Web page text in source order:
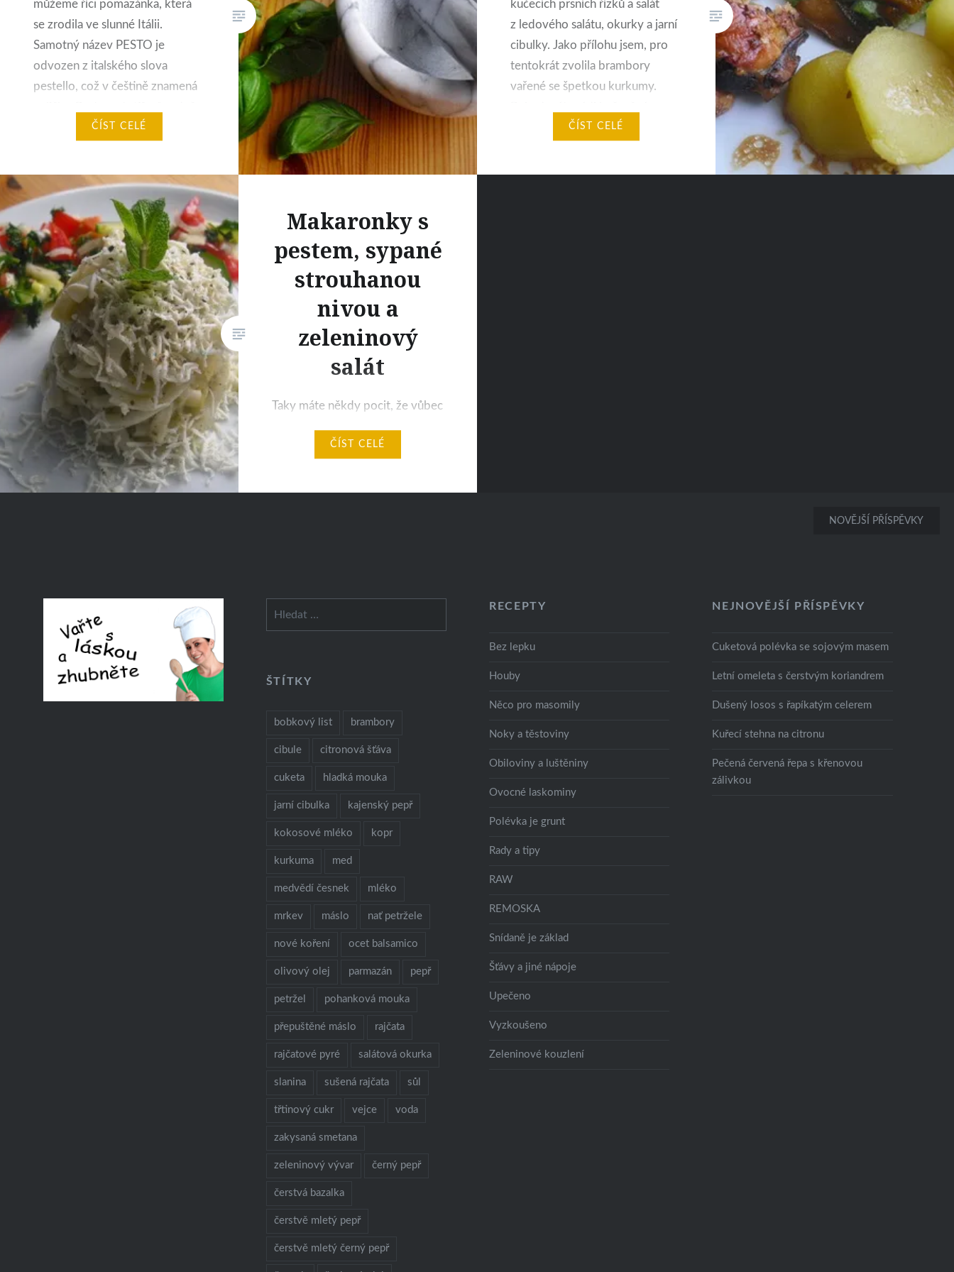
můžeme říci pomazánka, která
se zrodila ve slunné Itálii.
Samotný název PESTO je
odvozen z italského slova
pestello, což v češtině znamená
připravovalo ručně v těžkém
pomocí paličky, ze stejného
materiálu, a od toho…
ČÍST CELÉ
kučecích prsních řízků a salát
z ledového salátu, okurky a jarní
cibulky. Jako přílohu jsem, pro
tentokrát zvolila brambory
vařené se špetkou kurkumy.
pikantní a zároveň sladká jídla,
ČÍST CELÉ
Makaronky s
pestem, sypané
strouhanou
nivou a
zeleninový
salát
Taky máte někdy pocit, že vůbec
pro samé úkoly ani nejedli?
pro opravdu…
ČÍST CELÉ
NOVĚJŠÍ PŘÍSPĚVKY
RECEPTY
Bez lepku
Houby
Něco pro masomily
Noky a těstoviny
Obiloviny a luštěniny
Ovocné laskominy
Polévka je grunt
Rady a tipy
RAW
REMOSKA
Snídaně je základ
Šťávy a jiné nápoje
Upečeno
Vyzkoušeno
Zeleninové kouzlení
NEJNOVĚJŠÍ PŘÍSPĚVKY
Cuketová polévka se sojovým masem
Letní omeleta s čerstvým koriandrem
Dušený losos s řapíkatým celerem
Kuřecí stehna na citronu
Pečená červená řepa s křenovou
zálivkou
ŠTÍTKY
bobkový list brambory
cibule citronová šťáva
cuketa hladká mouka
jarní cibulka kajenský pepř
kokosové mléko kopr
kurkuma med
medvědí česnek mléko
mrkev máslo nať petržele
nové koření ocet balsamico
olivový olej parmazán pepř
petržel pohanková mouka
přepuštěné máslo rajčata
rajčatové pyré salátová okurka
slanina sušená rajčata sůl
třtinový cukr vejce voda
zakysaná smetana
zeleninový vývar černý pepř
čerstvá bazalka
čerstvě mletý pepř
čerstvě mletý černý pepř